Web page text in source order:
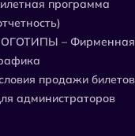
программа
– Фирменная
продажи билетов
администраторов